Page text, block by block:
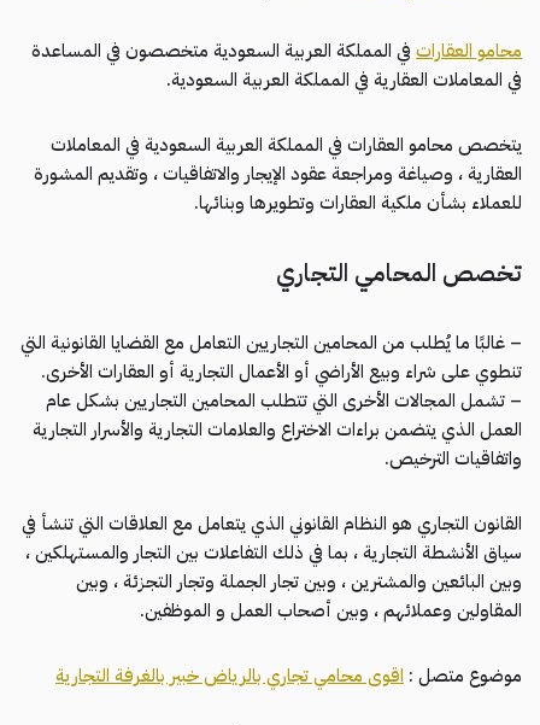
محامو العقارات في المملكة العربية السعودية متخصصون في المساعدة
في المعاملات العقارية في المملكة العربية السعودية.
يتخصص محامو العقارات في المملكة العربية السعودية في المعاملات
العقارية ، وصياغة ومراجعة عقود الإيجار والاتفاقيات ، وتقديم المشورة
للعملاء بشأن ملكية العقارات وتطويرها وبنائها.
تخصص المحامي التجاري
– غالبًا ما يُطلب من المحامين التجاريين التعامل مع القضايا القانونية التي
تنطوي على شراء وبيع الأراضي أو الأعمال التجارية أو العقارات الأخرى.
– تشمل المجالات الأخرى التي تتطلب المحامين التجاريين بشكل عام
العمل الذي يتضمن براءات الاختراع والعلامات التجارية والأسرار التجارية
واتفاقيات الترخيص.
القانون التجاري هو النظام القانوني الذي يتعامل مع العلاقات التي تنشأ في
سياق الأنشطة التجارية ، بما في ذلك التفاعلات بين التجار والمستهلكين ،
وبين البائعين والمشترين ، وبين تجار الجملة وتجار التجزئة ، وبين
المقاولين وعملائهم ، وبين أصحاب العمل و الموظفين.
موضوع متصل : اقوى محامي تجاري بالرياض خبير بالغرفة التجارية